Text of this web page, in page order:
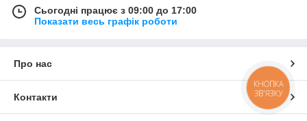
Сьогодні працює з 09:00 до 17:00
Показати весь графік роботи
Про нас
Контакти
КНОПКА
ЗВ'ЯЗКУ